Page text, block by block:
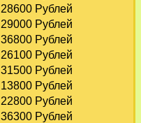
28600 Рублей
29000 Рублей
36800 Рублей
26100 Рублей
31500 Рублей
13800 Рублей
22800 Рублей
36300 Рублей